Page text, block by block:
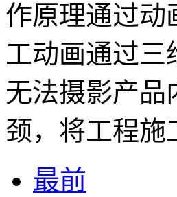
作原理通过动
工动画通过三
无法摄影产品
颈，将工程施
最前